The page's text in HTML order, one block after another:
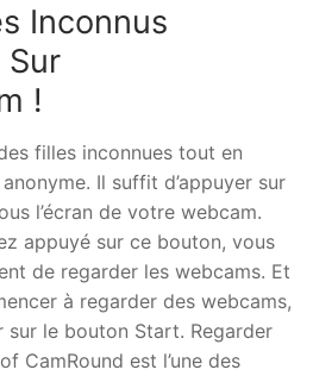
Inconnus
!
filles inconnues tout en
Il suffit d’appuyer sur
l’écran de votre webcam.
appuyé sur ce bouton, vous
de regarder les webcams. Et
à regarder des webcams,
sur le bouton Start. Regarder
CamRound est l’une des